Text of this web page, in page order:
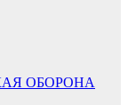
ОБОРОНА